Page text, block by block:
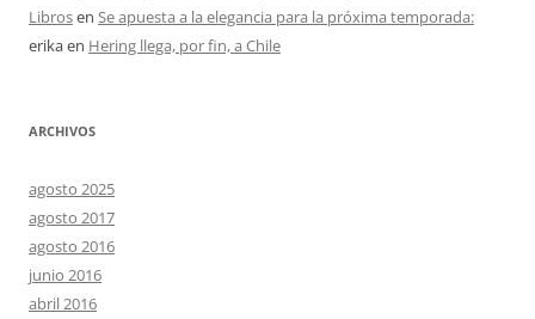
Librosen Se apuesta a la elegancia para la próxima temporada:
erikaen Hering llega, por fin, a Chile
ARCHIVOS
agosto 2025
agosto 2017
agosto 2016
junio 2016
abril 2016